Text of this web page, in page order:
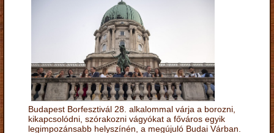
Budapest Borfesztivál 28. alkalommal várja a borozni,
kikapcsolódni, szórakozni vágyókat a főváros egyik
legimpozánsabb helyszínén, a megújuló Budai Várban.